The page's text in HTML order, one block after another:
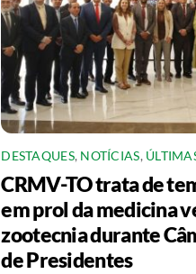
DESTAQUES, NOTÍCIAS,
CRMV-TO trata de
em prol da medicina
zootecnia durante
de Presidentes